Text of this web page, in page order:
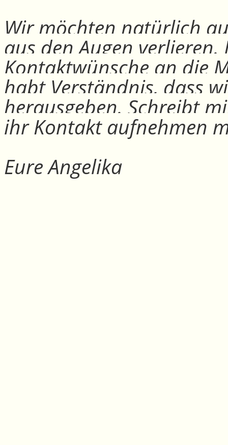
Wir möchten natürlich
aus den Augen
Kontaktwünsche an die
habt Verständnis, dass
herausgeben. Schreibt
ihr Kontakt aufnehmen
Eure Angelika